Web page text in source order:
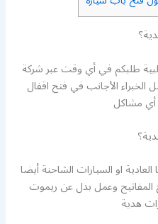
طلبكم في أي وقت عبر شركة
الأجانب في فتح اقفال
أي مشاكل
او السيارات الشاحنة أيضا
وعمل بدل عن ريموت
هدية